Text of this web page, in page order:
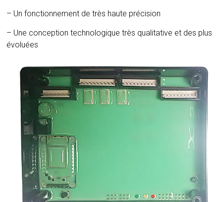
– Un fonctionnement de très haute précision
– Une conception technologique très qualitative et des plus
évoluées